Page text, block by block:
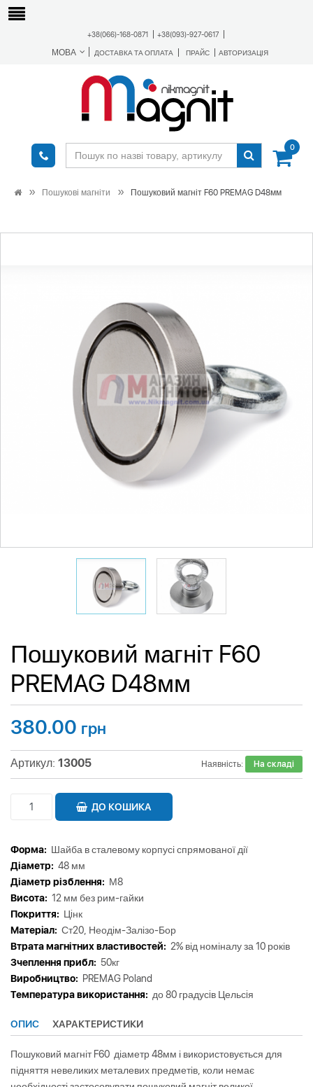
+38(066)-168-0871 +38(093)-927-0617
МОВА ДОСТАВКА ТА ОПЛАТА ПРАЙС АВТОРИЗАЦІЯ
0
Пошукові магніти Пошуковий магніт F60 PREMAG D48мм
Пошуковий магніт F60
PREMAG D48мм
380.00 грн
Артикул: 13005 Наявність: На складі
ДО КОШИКА
Форма: Шайба в сталевому корпусі спрямованої дії
Діаметр: 48 мм
Діаметр різблення: М8
Висота: 12 мм без рим-гайки
Покриття: Цiнк
Матерiал: Ст20, Неодім-Залізо-Бор
Втрата магнітних властивостей: 2% від номіналу за 10 років
Зчеплення прибл: 50кг
Виробництво: PREMAG Poland
Tемпература використання: до 80 градусiв Цельсiя
ОПИС ХАРАКТЕРИСТИКИ
Пошуковий магніт F60 діаметр 48мм і використовується для
підняття невеликих металевих предметів, коли немає